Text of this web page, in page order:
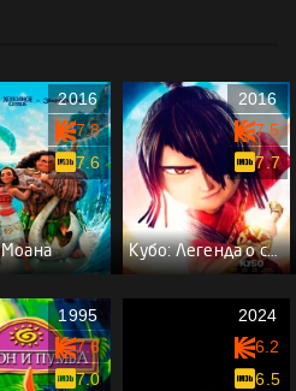
Моана
2016
7.8
7.6
Кубо: Легенда о самурае
2016
7.5
7.7
1995
7.6
7.0
2024
6.2
6.5